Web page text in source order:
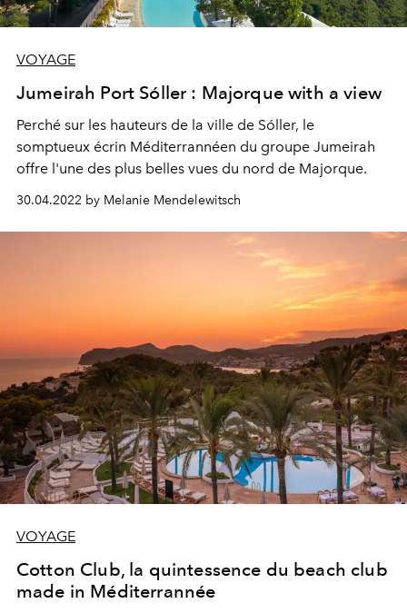
VOYAGE
Jumeirah Port Sóller : Majorque with a view
Perché sur les hauteurs de la ville de Sóller, le
somptueux écrin Méditerrannéen du groupe Jumeirah
offre l'une des plus belles vues du nord de Majorque.
30.04.2022 by Melanie Mendelewitsch
VOYAGE
Cotton Club, la quintessence du beach club
made in Méditerrannée